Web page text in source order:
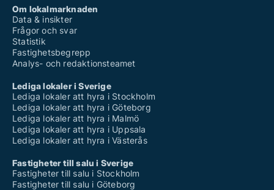
Om lokalmarknaden
Data & insikter
Frågor och svar
Statistik
Fastighetsbegrepp
Analys- och redaktionsteamet
Lediga lokaler i Sverige
Lediga lokaler att hyra i Stockholm
Lediga lokaler att hyra i Göteborg
Lediga lokaler att hyra i Malmö
Lediga lokaler att hyra i Uppsala
Lediga lokaler att hyra i Västerås
Fastigheter till salu i Sverige
Fastigheter till salu i Stockholm
Fastigheter till salu i Göteborg